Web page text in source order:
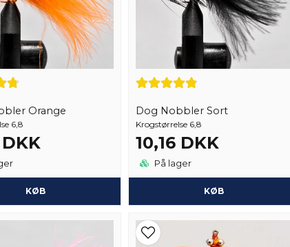
Orange
6,8
DKK
KØB
Dog Nobbler Sort
Krogstørrelse 6,8
10,16 DKK
På lager
KØB